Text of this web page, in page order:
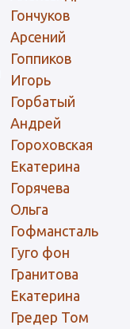
Гончуков
Арсений
Гоппиков
Игорь
Горбатый
Андрей
Гороховская
Екатерина
Горячева
Ольга
Гофмансталь
Гуго фон
Гранитова
Екатерина
Гредер Том